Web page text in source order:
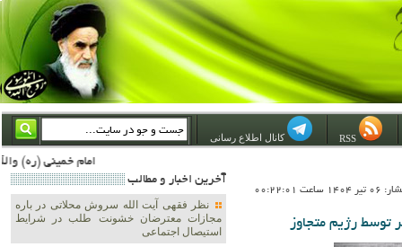
کانال اطلاع رسانی
امام خمینی (ره) والله اسلام تمامش سیاست است؛ ***** امام شهید: به گفتار امام و کردار امام اهتمام بورزید ***** امام خمینی(ره): ان شاء الله ما اندوه دلمان را در وقت مناسب با انتقام از امریکا و
00:22:01
آخرين اخبار و مطالب
نظر فقهی آیت الله سروش محلاتی در باره
مجازات معترضان خشونت طلب در شرایط
استیصال اجتماعی